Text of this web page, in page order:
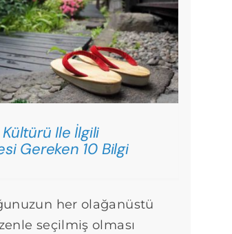
Ile İlgili
Gereken 10 Bilgi
her olağanüstü
seçilmiş olması